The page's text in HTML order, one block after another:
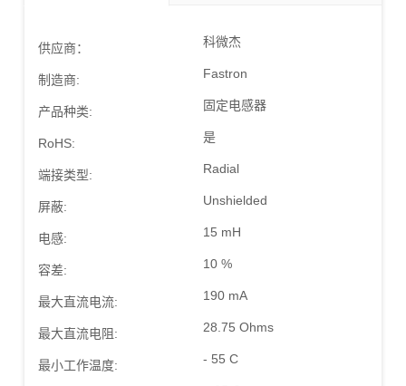
供应商： 科微杰
制造商: Fastron
产品种类: 固定电感器
RoHS: 是
端接类型: Radial
屏蔽: Unshielded
电感: 15 mH
容差: 10 %
最大直流电流: 190 mA
最大直流电阻: 28.75 Ohms
最小工作温度: - 55 C